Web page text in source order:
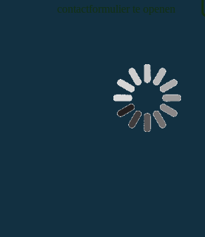
contactformulier te openen